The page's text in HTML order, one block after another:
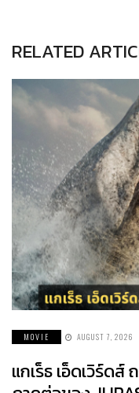
RELATED
MOVIE AUGUST 7, 2026
แกเร็ธ เอ็ดเวิร์ด